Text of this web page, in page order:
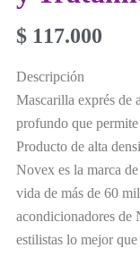
$ 117.000
Descripción
Mascarilla exprés de
profundo que
Producto de alta
Novex es la marca
vida de más de 60
acondicionadores de
estilistas lo mejor